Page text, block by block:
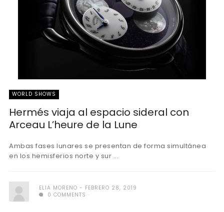
WORLD SHOWS
Hermés viaja al espacio sideral con
Arceau L’heure de la Lune
Ambas fases lunares se presentan de forma simultánea
en los hemisferios norte y sur ...
ELIA MORENO
FEBRERO 28, 2019
0 COMMENTS